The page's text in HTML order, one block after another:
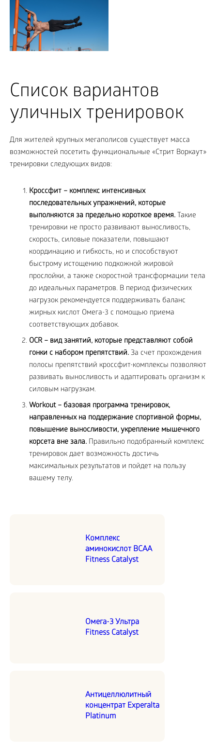
Список вариантов
уличных тренировок
Для жителей крупных мегаполисов существует масса
возможностей посетить функциональные «Стрит Воркаут»
тренировки следующих видов:
Кроссфит – комплекс интенсивных
последовательных упражнений, которые
выполняются за предельно короткое время. Такие
тренировки не просто развивают выносливость,
скорость, силовые показатели, повышают
координацию и гибкость, но и способствуют
быстрому истощению подкожной жировой
прослойки, а также скоростной трансформации тела
до идеальных параметров. В период физических
нагрузок рекомендуется поддерживать баланс
жирных кислот Омега-3 с помощью приема
соответствующих добавок.
OCR – вид занятий, которые представляют собой
гонки с набором препятствий. За счет прохождения
полосы препятствий кроссфит-комплексы позволяют
развивать выносливость и адаптировать организм к
силовым нагрузкам.
Workout – базовая программа тренировок,
направленных на поддержание спортивной формы,
повышение выносливости, укрепление мышечного
корсета вне зала. Правильно подобранный комплекс
тренировок дает возможность достичь
максимальных результатов и пойдет на пользу
вашему телу.
Комплекс
аминокислот BCAA
Fitness Catalyst
Омега-3 Ультра
Fitness Catalyst
Антицеллюлитный
концентрат Experalta
Platinum